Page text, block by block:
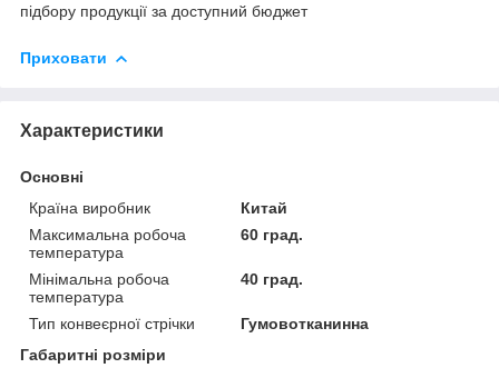
підбору продукції за доступний бюджет
Приховати
Характеристики
Основні
Країна виробник
Китай
Максимальна робоча
температура
60 град.
Мінімальна робоча
температура
40 град.
Тип конвеєрної стрічки
Гумовотканинна
Габаритні розміри